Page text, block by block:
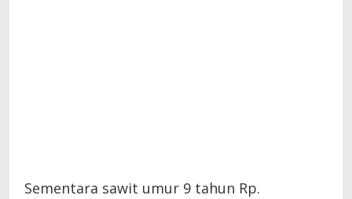
Sementara sawit umur 9 tahun Rp.